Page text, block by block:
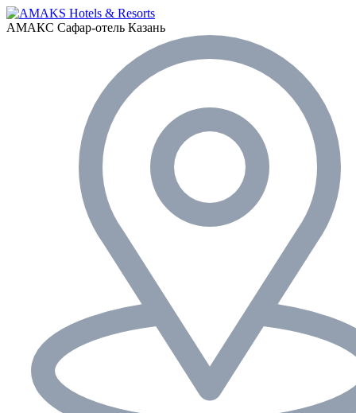
АМАКС Сафар-отель Казань